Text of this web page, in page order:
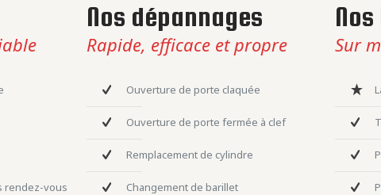
rendez-vous
Nos dépannages
Rapide, efficace et propre
Ouverture de porte claquée
Ouverture de porte fermée à clef
Remplacement de cylindre
Changement de barillet
Sur